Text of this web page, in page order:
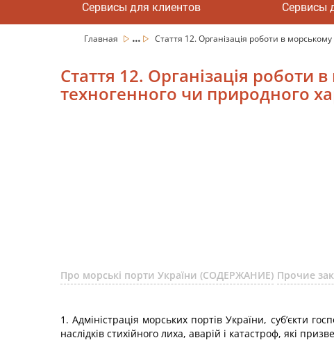
Сервисы для клиентов Сервисы
Главная ... Стаття 12. Організація роботи в морському
Стаття 12. Організація роботи
техногенного чи природного
Про морські порти України (СОДЕРЖАНИЕ) Прочие
1. Адміністрація морських портів України, суб’єкти
наслідків стихійного лиха, аварій і катастроф, які